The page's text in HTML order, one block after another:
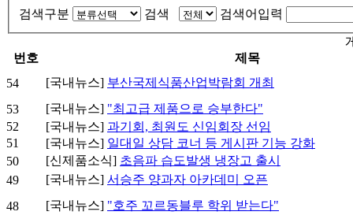
검색구분
검색 검색어입력
번호
제목
54
[국내뉴스] 부산국제식품산업박람회 개최
53
[국내뉴스] "최고급 제품으로 승부한다"
52
[국내뉴스] 과기회, 최원도 신임회장 선임
51
[국내뉴스] 일대일 상담 코너 등 게시판 기능 강화
50
[신제품소식] 초음파 습도발생 냉장고 출시
49
[국내뉴스] 서승주 양과자 아카데미 오픈
48
[국내뉴스] "호주 꼬르동블루 학위 받는다"